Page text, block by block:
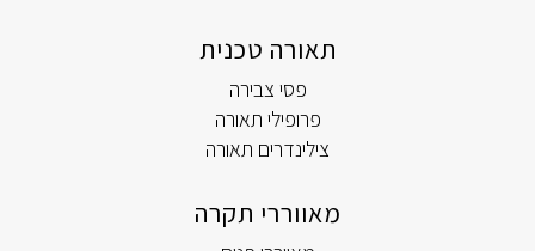
תאורה טכנית
פסי צבירה
פרופילי תאורה
צילינדרים תאורה
מאווררי תקרה